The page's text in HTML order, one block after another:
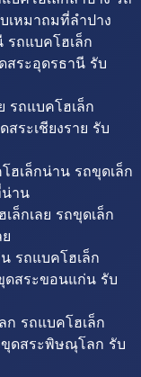
เหมาถมที่ลำปาง
รถแบคโฮเล็ก
สระอุดรธานี รับ
รถแบคโฮเล็ก
สระเชียงราย รับ
ฮเล็กน่าน รถขุดเล็ก
าน
ล็กเลย รถขุดเล็ก
รถแบคโฮเล็ก
ดสระขอนแก่น รับ
รถแบคโฮเล็ก
ดสระพิษณุโลก รับ